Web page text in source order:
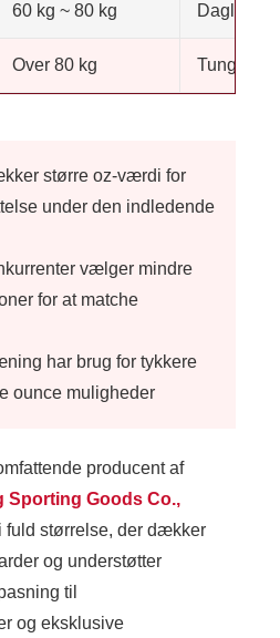
60 kg ~ 80 kg Daglig
Over 80 kg Tung
større oz-værdi for
under den indledende
vælger mindre
for at matche
har brug for tykkere
ounce muligheder
producent af
Sporting Goods Co.,
fuld størrelse, der dækker
og understøtter
til
og eksklusive